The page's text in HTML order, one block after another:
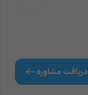
دریافت‌ مشاوره